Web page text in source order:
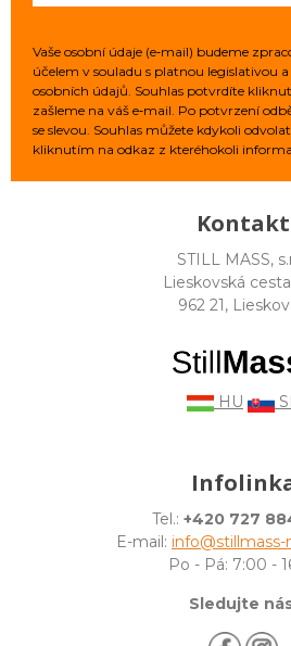
Vaše osobní údaje (e‑mail) budeme
účelem v souladu s platnou legislativou
osobních údajů. Souhlas potvrdíte
zašleme na váš e‑mail. Po potvrzení
se slevou. Souhlas můžete kdykoli
kliknutím na odkaz z kteréhokoli
Kontakt
STILL MASS,
Lieskovská
962 21,
HU
Tel.: +420 727
E-mail:
Po - Pá: 7:00 -
Sledujte